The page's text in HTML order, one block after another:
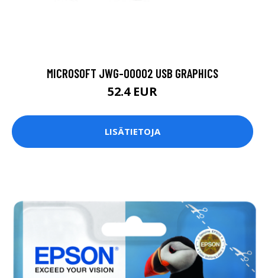
MICROSOFT JWG-00002 USB GRAPHICS
52.4 EUR
LISÄTIETOJA